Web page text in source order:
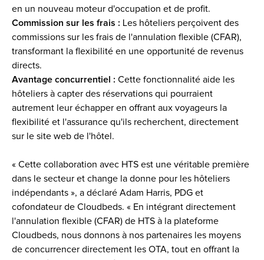
en un nouveau moteur d'occupation et de profit.
Commission sur les frais : Les hôteliers perçoivent des
commissions sur les frais de l'annulation flexible (CFAR),
transformant la flexibilité en une opportunité de revenus
directs.
Avantage concurrentiel : Cette fonctionnalité aide les
hôteliers à capter des réservations qui pourraient
autrement leur échapper en offrant aux voyageurs la
flexibilité et l'assurance qu'ils recherchent, directement
sur le site web de l'hôtel.
« Cette collaboration avec HTS est une véritable première
dans le secteur et change la donne pour les hôteliers
indépendants », a déclaré Adam Harris, PDG et
cofondateur de Cloudbeds. « En intégrant directement
l'annulation flexible (CFAR) de HTS à la plateforme
Cloudbeds, nous donnons à nos partenaires les moyens
de concurrencer directement les OTA, tout en offrant la